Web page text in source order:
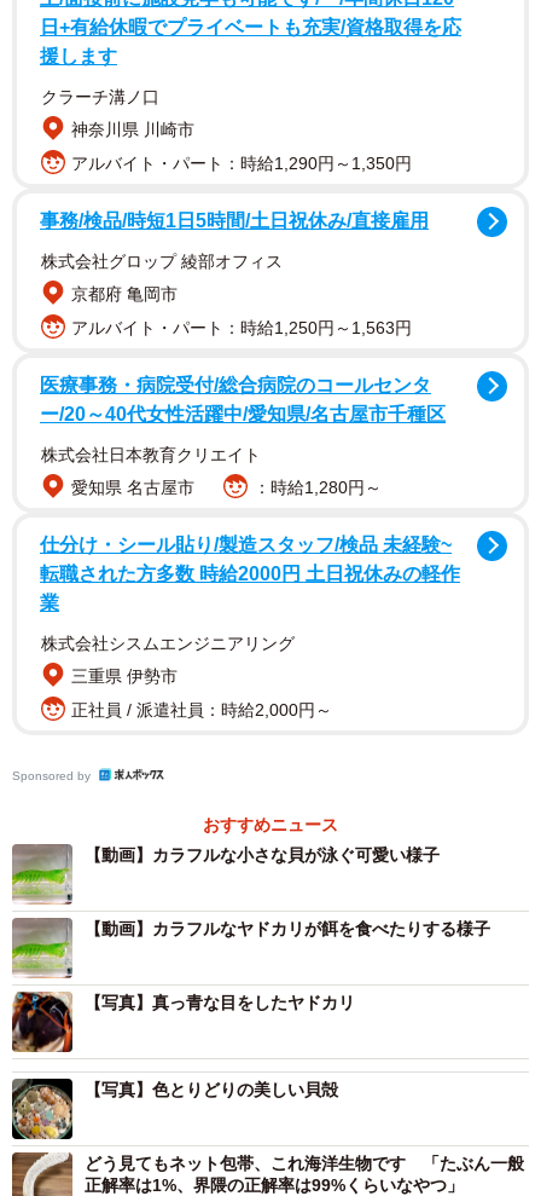
日+有給休暇でプライベートも充実/資格取得を応
援します
クラーチ溝ノ口
神奈川県 川崎市
アルバイト・パート：時給1,290円～1,350円
事務/検品/時短1日5時間/土日祝休み/直接雇用
株式会社グロップ 綾部オフィス
京都府 亀岡市
アルバイト・パート：時給1,250円～1,563円
医療事務・病院受付/総合病院のコールセンタ
ー/20～40代女性活躍中/愛知県/名古屋市千種区
株式会社日本教育クリエイト
愛知県 名古屋市
：時給1,280円～
仕分け・シール貼り/製造スタッフ/検品 未経験~
転職された方多数 時給2000円 土日祝休みの軽作
業
株式会社シスムエンジニアリング
三重県 伊勢市
正社員 / 派遣社員：時給2,000円～
Sponsored by
おすすめニュース
【動画】カラフルな小さな貝が泳ぐ可愛い様子
【動画】カラフルなヤドカリが餌を食べたりする様子
【写真】真っ青な目をしたヤドカリ
【写真】色とりどりの美しい貝殻
どう見てもネット包帯、これ海洋生物です 「たぶん一般
正解率は1%、界隈の正解率は99%くらいなやつ」